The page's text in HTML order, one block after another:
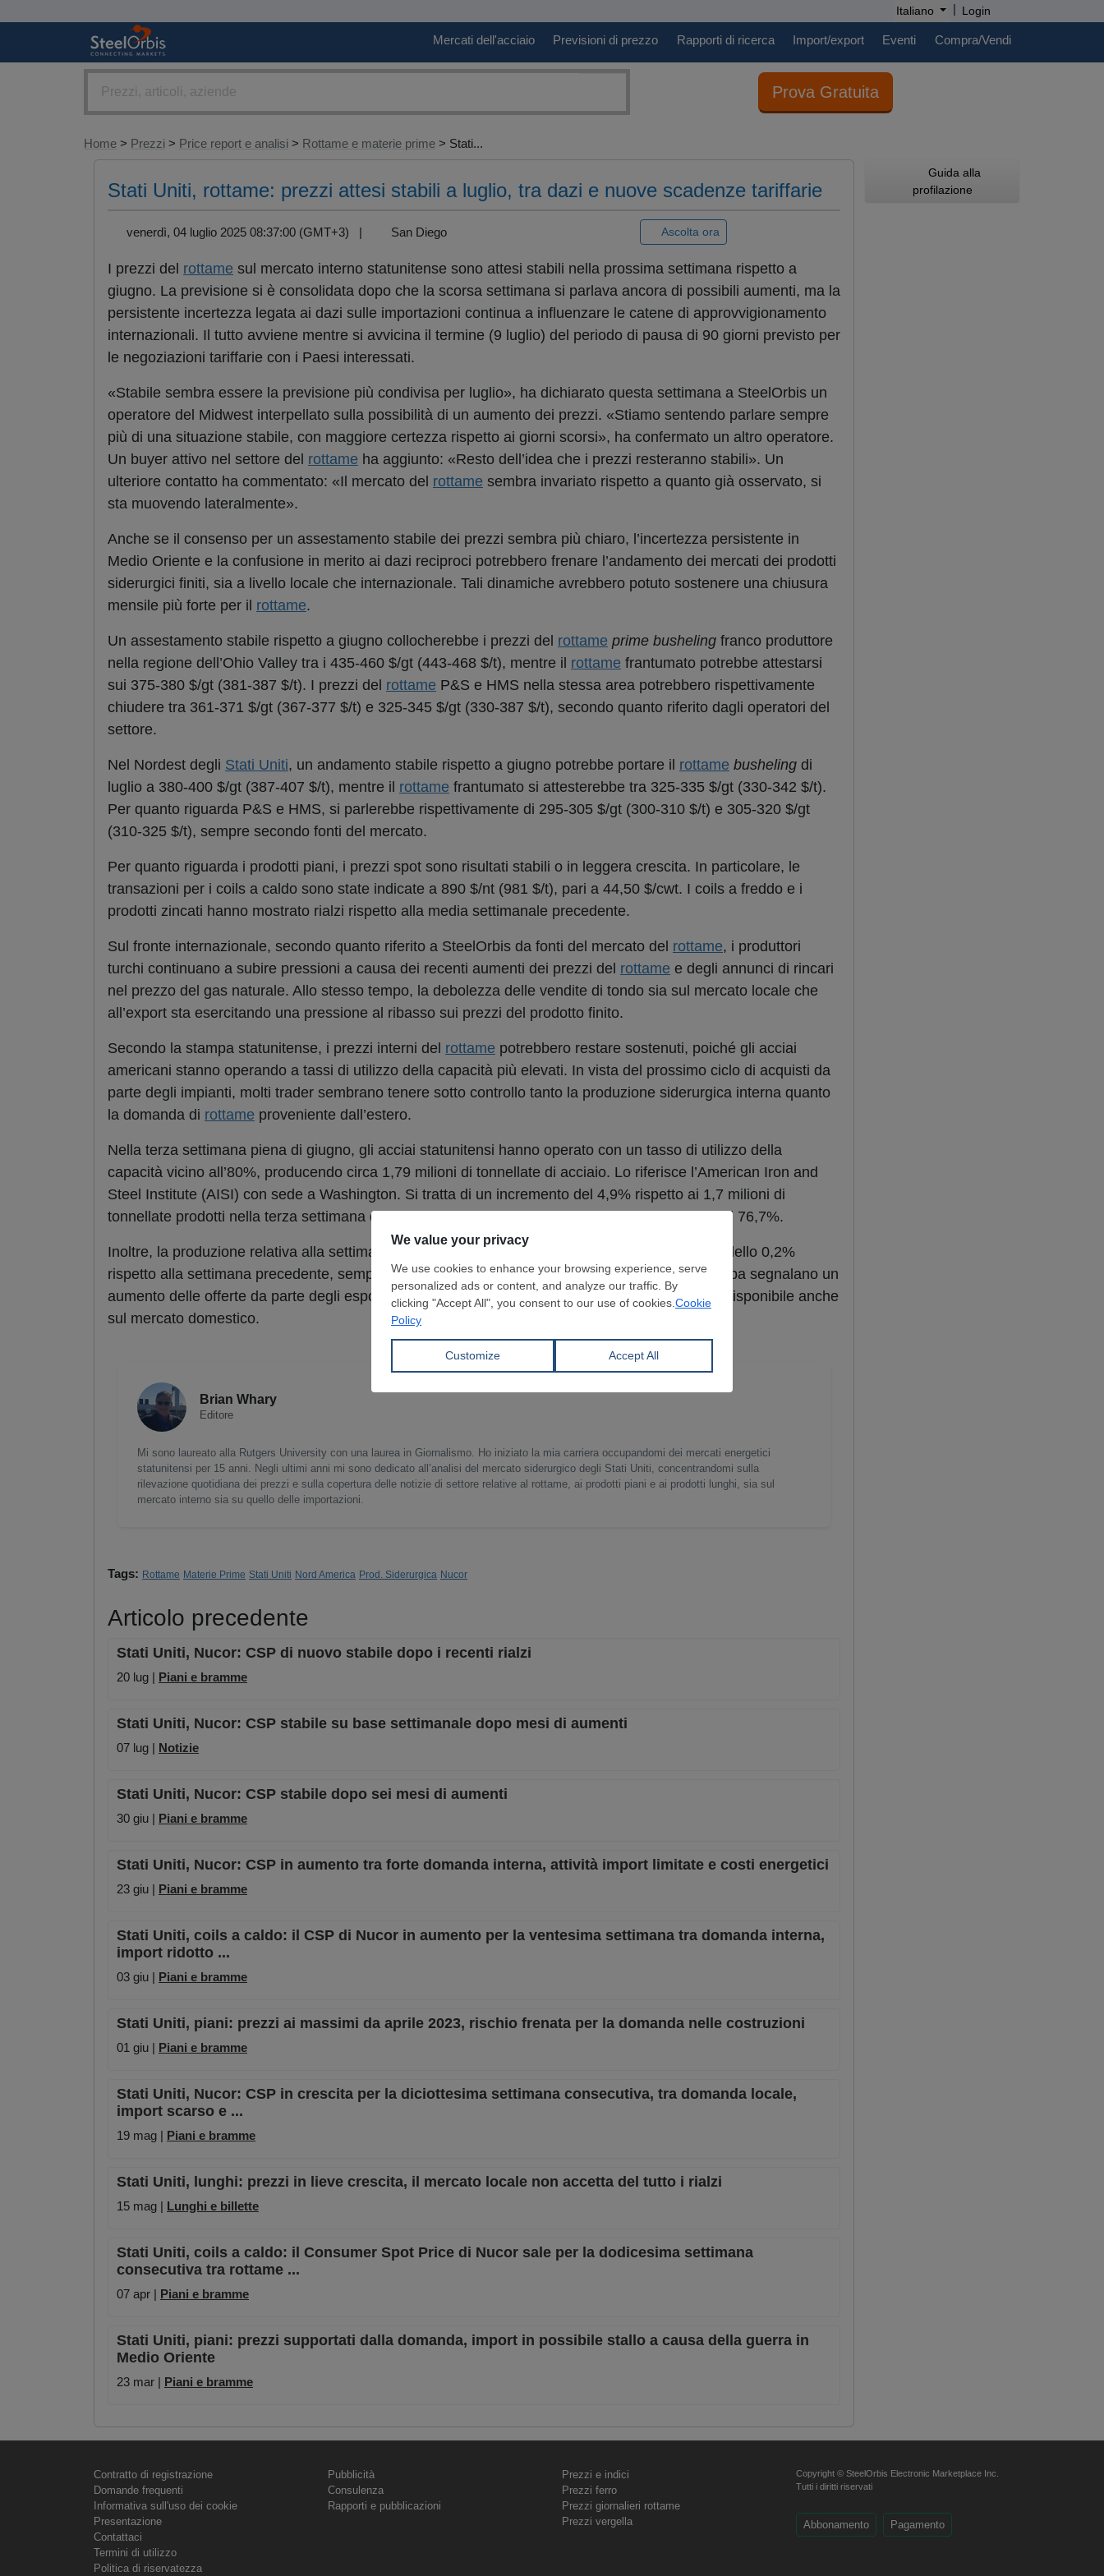
Italiano | Login
Mercati dell'acciaio Previsioni di prezzo Rapporti di ricerca Import/export Eventi Compra/Vendi
Prova Gratuita
Home > Prezzi > Price report e analisi > Rottame e materie prime > Stati...
Stati Uniti, rottame: prezzi attesi stabili a luglio, tra dazi e nuove scadenze tariffarie
venerdì, 04 luglio 2025 08:37:00 (GMT+3) | San Diego Ascolta ora
I prezzi del rottame sul mercato interno statunitense sono attesi stabili nella prossima settimana rispetto a
giugno. La previsione si è consolidata dopo che la scorsa settimana si parlava ancora di possibili aumenti, ma la
persistente incertezza legata ai dazi sulle importazioni continua a influenzare le catene di approvvigionamento
internazionali. Il tutto avviene mentre si avvicina il termine (9 luglio) del periodo di pausa di 90 giorni previsto per
le negoziazioni tariffarie con i Paesi interessati.
«Stabile sembra essere la previsione più condivisa per luglio», ha dichiarato questa settimana a SteelOrbis un
operatore del Midwest interpellato sulla possibilità di un aumento dei prezzi. «Stiamo sentendo parlare sempre
più di una situazione stabile, con maggiore certezza rispetto ai giorni scorsi», ha confermato un altro operatore.
Un buyer attivo nel settore del rottame ha aggiunto: «Resto dell’idea che i prezzi resteranno stabili». Un
ulteriore contatto ha commentato: «Il mercato del rottame sembra invariato rispetto a quanto già osservato, si
sta muovendo lateralmente».
Anche se il consenso per un assestamento stabile dei prezzi sembra più chiaro, l’incertezza persistente in
Medio Oriente e la confusione in merito ai dazi reciproci potrebbero frenare l’andamento dei mercati dei prodotti
siderurgici finiti, sia a livello locale che internazionale. Tali dinamiche avrebbero potuto sostenere una chiusura
mensile più forte per il rottame.
Un assestamento stabile rispetto a giugno collocherebbe i prezzi del rottame prime busheling franco produttore
nella regione dell’Ohio Valley tra i 435-460 $/gt (443-468 $/t), mentre il rottame frantumato potrebbe attestarsi
sui 375-380 $/gt (381-387 $/t). I prezzi del rottame P&S e HMS nella stessa area potrebbero rispettivamente
chiudere tra 361-371 $/gt (367-377 $/t) e 325-345 $/gt (330-387 $/t), secondo quanto riferito dagli operatori del
settore.
Nel Nordest degli Stati Uniti, un andamento stabile rispetto a giugno potrebbe portare il rottame busheling di
luglio a 380-400 $/gt (387-407 $/t), mentre il rottame frantumato si attesterebbe tra 325-335 $/gt (330-342 $/t).
Per quanto riguarda P&S e HMS, si parlerebbe rispettivamente di 295-305 $/gt (300-310 $/t) e 305-320 $/gt
(310-325 $/t), sempre secondo fonti del mercato.
Per quanto riguarda i prodotti piani, i prezzi spot sono risultati stabili o in leggera crescita. In particolare, le
transazioni per i coils a caldo sono state indicate a 890 $/nt (981 $/t), pari a 44,50 $/cwt. I coils a freddo e i
prodotti zincati hanno mostrato rialzi rispetto alla media settimanale precedente.
Sul fronte internazionale, secondo quanto riferito a SteelOrbis da fonti del mercato del rottame, i produttori
turchi continuano a subire pressioni a causa dei recenti aumenti dei prezzi del rottame e degli annunci di rincari
nel prezzo del gas naturale. Allo stesso tempo, la debolezza delle vendite di tondo sia sul mercato locale che
all’export sta esercitando una pressione al ribasso sui prezzi del prodotto finito.
Secondo la stampa statunitense, i prezzi interni del rottame potrebbero restare sostenuti, poiché gli acciai
americani stanno operando a tassi di utilizzo della capacità più elevati. In vista del prossimo ciclo di acquisti da
parte degli impianti, molti trader sembrano tenere sotto controllo tanto la produzione siderurgica interna quanto
la domanda di rottame proveniente dall’estero.
Nella terza settimana piena di giugno, gli acciai statunitensi hanno operato con un tasso di utilizzo della
capacità vicino all’80%, producendo circa 1,79 milioni di tonnellate di acciaio. Lo riferisce l’American Iron and
Steel Institute (AISI) con sede a Washington. Si tratta di un incremento del 4,9% rispetto ai 1,7 milioni di
tonnellate prodotti nella terza settimana di giugno 2024, quando il tasso di utilizzo si attestava al 76,7%.
Inoltre, la produzione relativa alla settimana terminata il 21 giugno ha registrato un incremento dello 0,2%
rispetto alla settimana precedente, sempre secondo l’AISI. Allo stesso tempo, alcune fonti stampa segnalano un
aumento delle offerte da parte degli esportatori, un fattore che starebbe comprimendo l’offerta disponibile anche
sul mercato domestico.
Brian Whary
Editore
Mi sono laureato alla Rutgers University con una laurea in Giornalismo. Ho iniziato la mia carriera occupandomi dei mercati energetici
statunitensi per 15 anni. Negli ultimi anni mi sono dedicato all’analisi del mercato siderurgico degli Stati Uniti, concentrandomi sulla
rilevazione quotidiana dei prezzi e sulla copertura delle notizie di settore relative al rottame, ai prodotti piani e ai prodotti lunghi, sia sul
mercato interno sia su quello delle importazioni.
Tags: Rottame Materie Prime Stati Uniti Nord America Prod. Siderurgica Nucor
Articolo precedente
Stati Uniti, Nucor: CSP di nuovo stabile dopo i recenti rialzi
20 lug | Piani e bramme
Stati Uniti, Nucor: CSP stabile su base settimanale dopo mesi di aumenti
07 lug | Notizie
Stati Uniti, Nucor: CSP stabile dopo sei mesi di aumenti
30 giu | Piani e bramme
Stati Uniti, Nucor: CSP in aumento tra forte domanda interna, attività import limitate e costi energetici
23 giu | Piani e bramme
Stati Uniti, coils a caldo: il CSP di Nucor in aumento per la ventesima settimana tra domanda interna,
import ridotto ...
03 giu | Piani e bramme
Stati Uniti, piani: prezzi ai massimi da aprile 2023, rischio frenata per la domanda nelle costruzioni
01 giu | Piani e bramme
Stati Uniti, Nucor: CSP in crescita per la diciottesima settimana consecutiva, tra domanda locale,
import scarso e ...
19 mag | Piani e bramme
Stati Uniti, lunghi: prezzi in lieve crescita, il mercato locale non accetta del tutto i rialzi
15 mag | Lunghi e billette
Stati Uniti, coils a caldo: il Consumer Spot Price di Nucor sale per la dodicesima settimana
consecutiva tra rottame ...
07 apr | Piani e bramme
Stati Uniti, piani: prezzi supportati dalla domanda, import in possibile stallo a causa della guerra in
Medio Oriente
23 mar | Piani e bramme
Guida alla
profilazione
Contratto di registrazione
Domande frequenti
Informativa sull'uso dei cookie
Presentazione
Contattaci
Termini di utilizzo
Politica di riservatezza
Pubblicità
Consulenza
Rapporti e pubblicazioni
Prezzi e indici
Prezzi ferro
Prezzi giornalieri rottame
Prezzi vergella
Copyright © SteelOrbis Electronic Marketplace Inc.
Tutti i diritti riservati
Abbonamento Pagamento